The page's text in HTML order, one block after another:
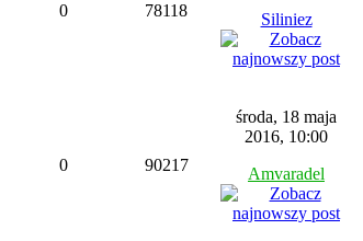
0 78118
Siliniez
0 90217
środa, 18 maja
2016, 10:00
Amvaradel